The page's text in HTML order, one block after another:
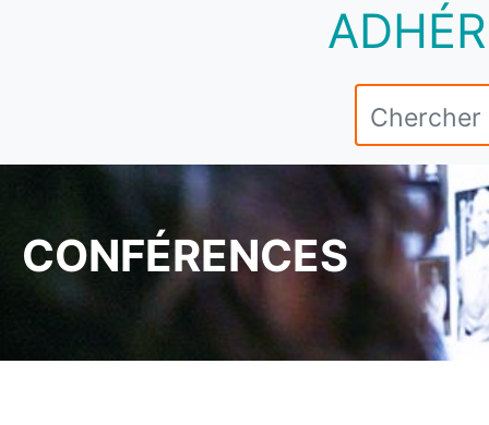
CONFÉRENCES